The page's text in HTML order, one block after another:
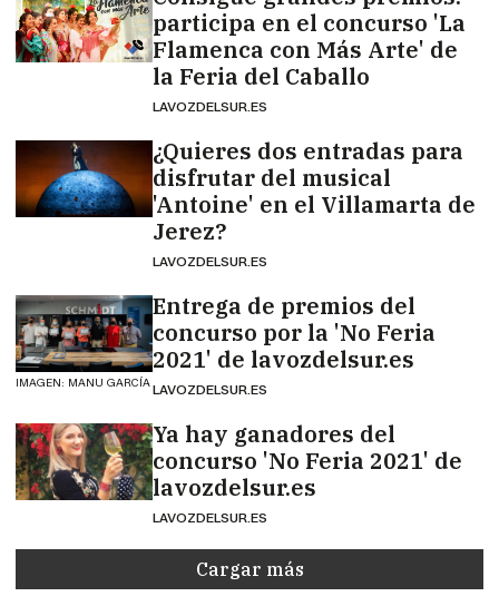
participa en el concurso 'La
Flamenca con Más Arte' de
la Feria del Caballo
LAVOZDELSUR.ES
¿Quieres dos entradas para
disfrutar del musical
'Antoine' en el Villamarta de
Jerez?
LAVOZDELSUR.ES
IMAGEN: MANU GARCÍA
Entrega de premios del
concurso por la 'No Feria
2021' de lavozdelsur.es
LAVOZDELSUR.ES
Ya hay ganadores del
concurso 'No Feria 2021' de
lavozdelsur.es
LAVOZDELSUR.ES
Cargar más